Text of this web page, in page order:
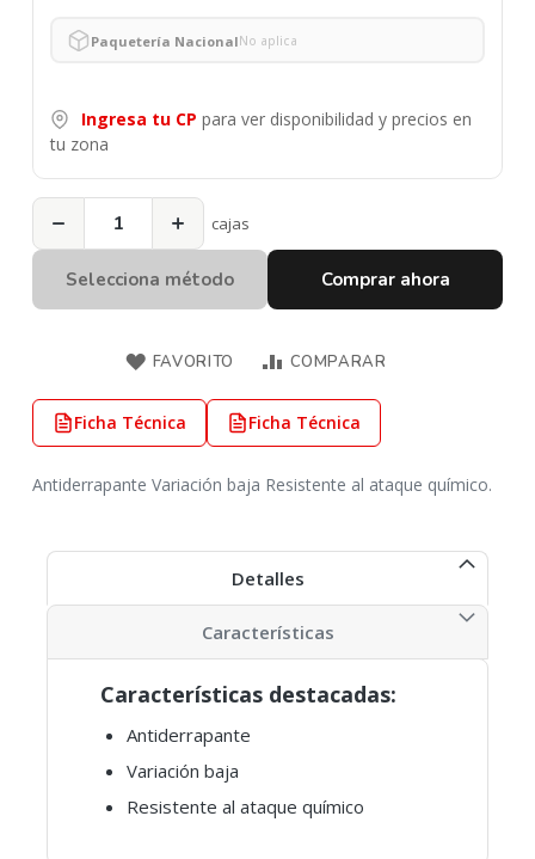
Paquetería NacionalNo aplica
Ingresa tu CP para ver disponibilidad y precios en
tu zona
− + cajas
Selecciona método Comprar ahora
FAVORITO COMPARAR
Ficha Técnica Ficha Técnica
Antiderrapante Variación baja Resistente al ataque químico.
Detalles
Características destacadas:
Antiderrapante
Variación baja
Resistente al ataque químico
Características